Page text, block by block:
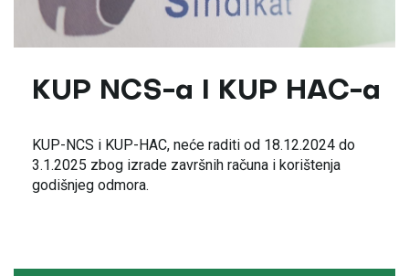
KUP NCS-a I KUP HAC-a
KUP-NCS i KUP-HAC, neće raditi od 18.12.2024 do
3.1.2025 zbog izrade završnih računa i korištenja
godišnjeg odmora.